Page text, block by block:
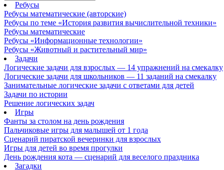
Ребусы
Ребусы математические (авторские)
Ребусы по теме «История развития вычислительной техники»
Ребусы математические
Ребусы «Информационные технологии»
Ребусы «Животный и растительный мир»
Задачи
Логические задачи для взрослых — 14 упражнений на смекалку
Логические задачи для школьников — 11 заданий на смекалку
Занимательные логические задачи с ответами для детей
Задачи по истории
Решение логических задач
Игры
Фанты за столом на день рождения
Пальчиковые игры для малышей от 1 года
Сценарий пиратской вечеринки для взрослых
Игры для детей во время прогулки
День рождения кота — сценарий для веселого праздника
Загадки